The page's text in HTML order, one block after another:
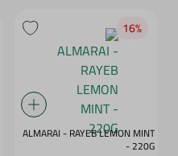
16‎%‎
ALMARAI - RAYEB LEMON MINT
- 220G